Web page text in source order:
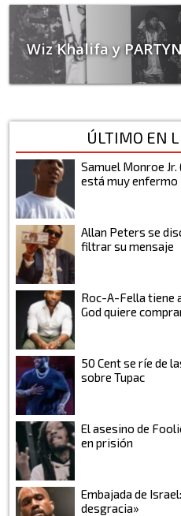
Wiz Khalifa y
ÚLTIMO EN
Samuel Monroe
está muy enfermo
Allan Peters se
filtrar su mensaje
Roc-A-Fella tiene
God quiere
50 Cent se ríe de
sobre Tupac
El asesino de
en prisión
Embajada de
desgracia»